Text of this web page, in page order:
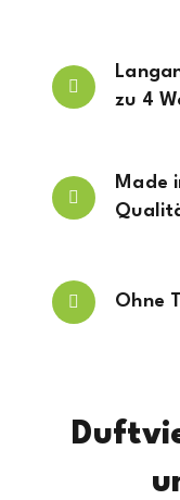
zu 4
Made
Ohne